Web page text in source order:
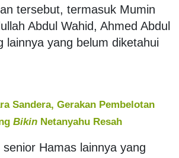
tersebut, termasuk Mumin
Abdul Wahid, Ahmed Abdul
lainnya yang belum diketahui
Sandera, Gerakan Pembelotan
Bikin Netanyahu Resah
Hamas lainnya yang